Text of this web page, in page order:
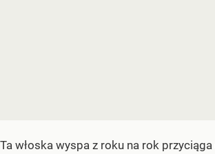
Ta włoska wyspa z roku na rok